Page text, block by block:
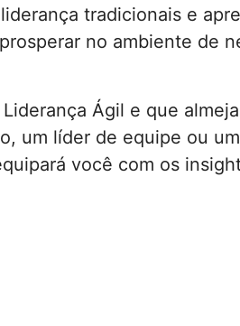
tradicionais e
no ambiente de
Ágil e que
um líder de equipe ou
você com os